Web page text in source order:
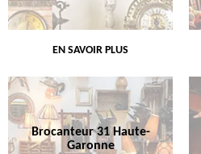
EN SAVOIR PLUS
Brocanteur 31 Haute-
Garonne